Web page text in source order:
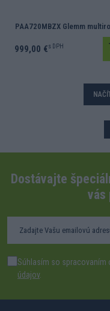
PAA720MBZX Glemm
999,00 €s DPH
Dostávajte
vás
Súhlasím so spracovaním
údajov.